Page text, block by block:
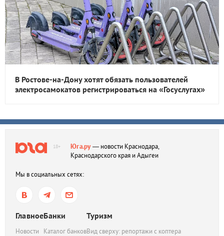
В Ростове-на-Дону хотят обязать пользователей
электросамокатов регистрироваться на «Госуслугах»
18+ Юга.ру— новости Краснодара,
Краснодарского края и Адыгеи
Мы в социальных сетях:
Главное
Новости
Банки
Каталог банков
Туризм
Вид сверху: репортажи с коптера